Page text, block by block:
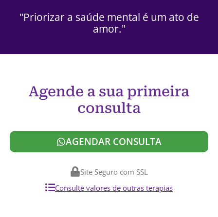
"Priorizar a saúde mental é um ato de
amor."
Agende a sua primeira
consulta
AGENDAR CONSULTA
Site Seguro com SSL
Consulte valores de outras terapias